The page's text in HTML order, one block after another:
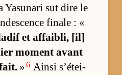
Ya­su­nari sut dire le
fi­nale : «
et af­fai­bli, [il]
mo­ment avant
»6 Ainsi s’étei­